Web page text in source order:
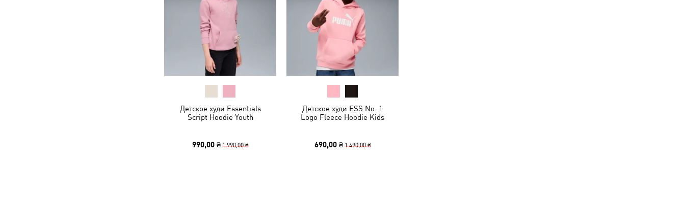
Детское худи Essentials
Script Hoodie Youth
990,00 ₴ 1 990,00 ₴
Детское худи ESS No. 1
Logo Fleece Hoodie Kids
690,00 ₴ 1 490,00 ₴